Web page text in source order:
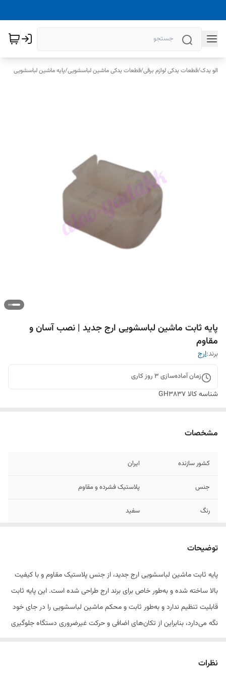
الو یدک/قطعات یدکی لوازم برقی/قطعات یدکی ماشین لباسشویی/پایه ماشین لباسشویی
پایه ثابت ماشین لباسشویی ارج جدید | نصب آسان و
مقاوم
برند:ارج
زمان آماده‌سازی 3 روز کاری
شناسه کالاGH3837
مشخصات
کشور سازنده ایران
جنس پلاستیک فشرده و مقاوم
رنگ سفید
توضیحات
پایه ثابت ماشین لباسشویی ارج جدید، از جنس پلاستیک مقاوم و با کیفیت
بالا ساخته شده و به‌طور خاص برای برند ارج طراحی شده است. این پایه ثابت
قابلیت تنظیم ندارد و به‌طور ثابت و محکم ماشین لباسشویی را در جای خود
نگه می‌دارد، بنابراین از تکان‌های اضافی و حرکت غیرضروری دستگاه جلوگیری
نظرات